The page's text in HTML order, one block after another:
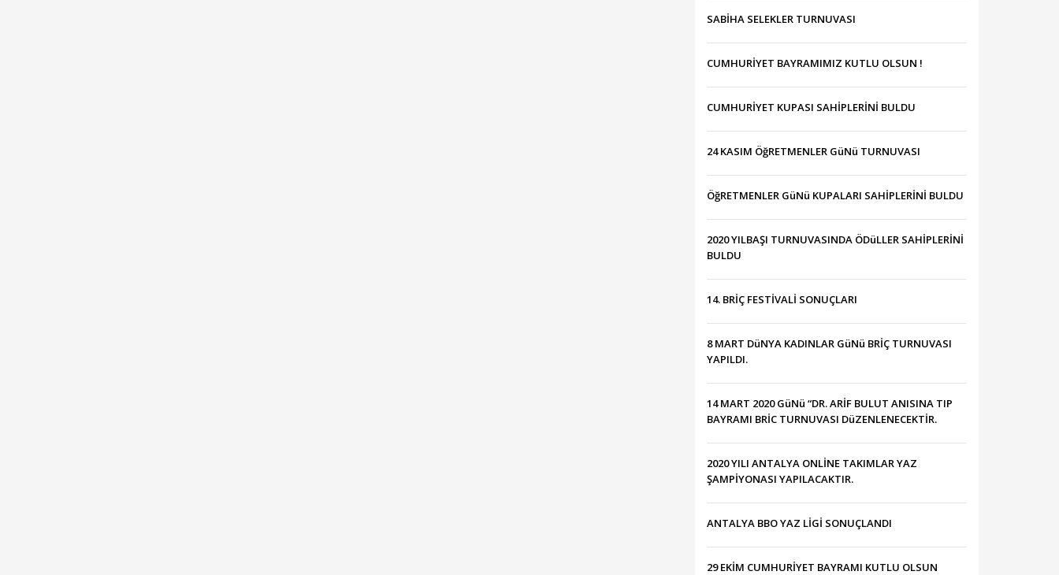
SABİHA SELEKLER TURNUVASI
CUMHURİYET BAYRAMIMIZ KUTLU OLSUN !
CUMHURİYET KUPASI SAHİPLERİNİ BULDU
24 KASIM ÖğRETMENLER GüNü TURNUVASI
ÖğRETMENLER GüNü KUPALARI SAHİPLERİNİ BULDU
2020 YILBAŞI TURNUVASINDA ÖDüLLER SAHİPLERİNİ
BULDU
14. BRİÇ FESTİVALİ SONUÇLARI
8 MART DüNYA KADINLAR GüNü BRİÇ TURNUVASI
YAPILDI.
14 MART 2020 GüNü “DR. ARİF BULUT ANISINA TIP
BAYRAMI BRİC TURNUVASI DüZENLENECEKTİR.
2020 YILI ANTALYA ONLİNE TAKIMLAR YAZ
ŞAMPİYONASI YAPILACAKTIR.
ANTALYA BBO YAZ LİGİ SONUÇLANDI
29 EKİM CUMHURİYET BAYRAMI KUTLU OLSUN